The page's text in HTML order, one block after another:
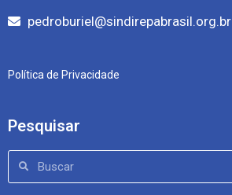
pedroburiel@sindirepabrasil.org.br
Política de Privacidade
Pesquisar